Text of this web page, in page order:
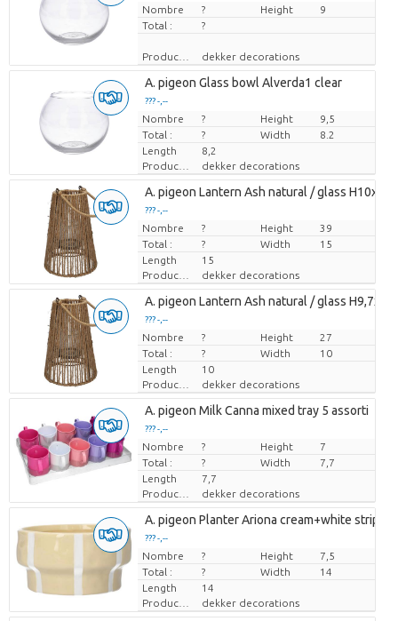
Prix par pièce
Nombre ? Height
9
Total :
?
Producteur dekker decorations
A. pigeon Glass bowl Alverda1 clear
??? -,--
Prix par pièce
Nombre ? Height
9,5
Total :
? Width
8.2
Length
8,2
Producteur
dekker decorations
A. pigeon Lantern Ash natural / glass
??? -,--
Prix par pièce
Nombre ? Height
39
Total :
? Width
15
Length
15
Producteur
dekker decorations
A. pigeon Lantern Ash natural / glass
??? -,--
Prix par pièce
Nombre ? Height
27
Total :
? Width
10
Length
10
Producteur
dekker decorations
A. pigeon Milk Canna mixed tray 5 assorti
??? -,--
Prix par pièce
Nombre ? Height
7
Total :
? Width
7,7
Length
7,7
Producteur
dekker decorations
A. pigeon Planter Ariona cream+white stripes
??? -,--
Prix par pièce
Nombre ? Height
7,5
Total :
? Width
14
Length
14
Producteur
dekker decorations